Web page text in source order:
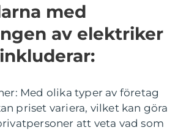
med
av elektriker
Med olika typer av företag
priset variera, vilket kan göra
att veta vad som